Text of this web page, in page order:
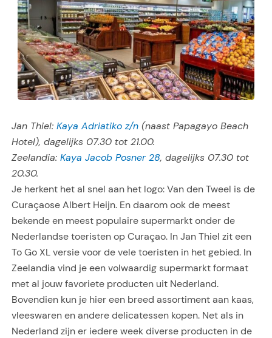
Jan Thiel: Kaya Adriatiko z/n(naast Papagayo Beach
Hotel), dagelijks 07.30 tot 21.00.
Zeelandia: Kaya Jacob Posner 28, dagelijks 07.30 tot
20.30.
Je herkent het al snel aan het logo: Van den Tweel is de
Curaçaose Albert Heijn. En daarom ook de meest
bekende en meest populaire supermarkt onder de
Nederlandse toeristen op Curaçao. In Jan Thiel zit een
To Go XL versie voor de vele toeristen in het gebied. In
Zeelandia vind je een volwaardig supermarkt formaat
met al jouw favoriete producten uit Nederland.
Bovendien kun je hier een breed assortiment aan kaas,
vleeswaren en andere delicatessen kopen. Net als in
Nederland zijn er iedere week diverse producten in de